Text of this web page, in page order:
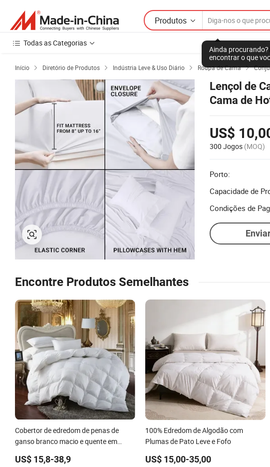
Produtos
Ainda
encontrar o que
Todas as Categorias
Início  Diretório de Produtos  Indústria Leve & Uso Diário  Roupa de Cama 
Lençol de
Cama de
US$
300 Jogos (MOQ)
Porto:
Capacidade de
Condições de
Encontre Produtos Semelhantes
Cobertor de edredom de penas de
ganso branco macio e quente em
US$ 15,8-38,9
100% Edredom de Algodão com
Plumas de Pato Leve e Fofo
US$ 15,00-35,00